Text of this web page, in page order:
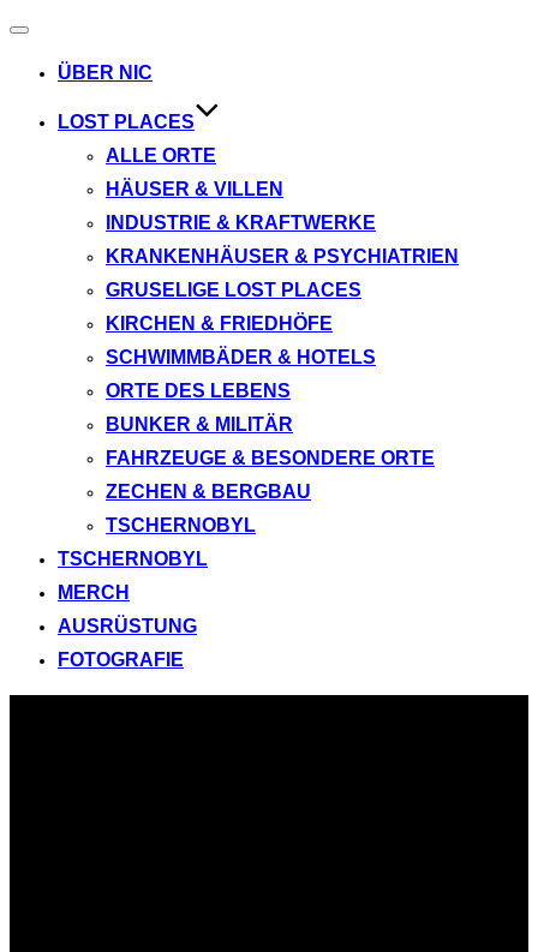
Navigation
ÜBER NIC
LOST PLACES
ALLE ORTE
HÄUSER & VILLEN
INDUSTRIE & KRAFTWERKE
KRANKENHÄUSER & PSYCHIATRIEN
GRUSELIGE LOST PLACES
KIRCHEN & FRIEDHÖFE
SCHWIMMBÄDER & HOTELS
ORTE DES LEBENS
BUNKER & MILITÄR
FAHRZEUGE & BESONDERE ORTE
ZECHEN & BERGBAU
TSCHERNOBYL
TSCHERNOBYL
MERCH
AUSRÜSTUNG
FOTOGRAFIE